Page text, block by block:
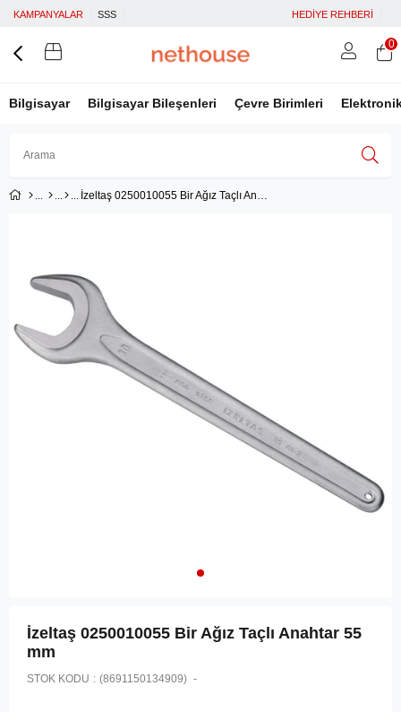
KAMPANYALAR SSS HEDİYE REHBERİ
Bilgisayar Bilgisayar Bileşenleri Çevre Birimleri
Üye Girişi Facebook İle Bağlan
0
İzeltaş 0250010055 Bir Ağız Taçlı Anahtar 55 mm
İzeltaş 0250010055 Bir Ağız Taçlı Anahtar 55
mm
STOK KODU (8691150134909)